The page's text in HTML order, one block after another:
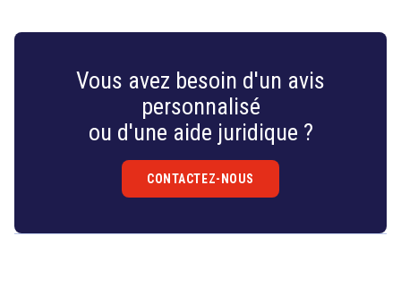
Vous avez besoin d'un avis
personnalisé
ou d'une aide juridique ?
CONTACTEZ-NOUS